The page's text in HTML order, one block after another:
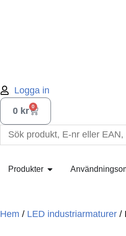
Logga in
0 kr 0
Produkter
Hem / LED industriarmaturer /